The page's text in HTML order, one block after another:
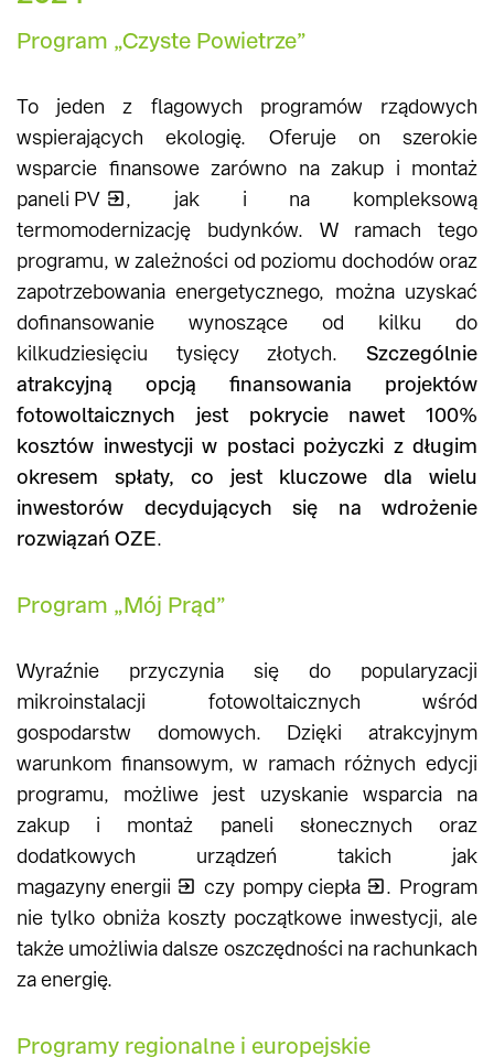
Program „Czyste Powietrze”
To jeden z flagowych programów rządowych
wspierających ekologię. Oferuje on szerokie
wsparcie finansowe zarówno na zakup i montaż
paneli PV
, jak i na kompleksową
termomodernizację budynków. W ramach tego
programu, w zależności od poziomu dochodów oraz
zapotrzebowania energetycznego, można uzyskać
dofinansowanie wynoszące od kilku do
kilkudziesięciu tysięcy złotych. Szczególnie
atrakcyjną opcją finansowania projektów
fotowoltaicznych jest pokrycie nawet 100%
kosztów inwestycji w postaci pożyczki z długim
okresem spłaty, co jest kluczowe dla wielu
inwestorów decydujących się na wdrożenie
rozwiązań OZE.
Program „Mój Prąd”
Wyraźnie przyczynia się do popularyzacji
mikroinstalacji fotowoltaicznych wśród
gospodarstw domowych. Dzięki atrakcyjnym
warunkom finansowym, w ramach różnych edycji
programu, możliwe jest uzyskanie wsparcia na
zakup i montaż paneli słonecznych oraz
dodatkowych urządzeń takich jak
magazyny energii
czy pompy ciepła
. Program
nie tylko obniża koszty początkowe inwestycji, ale
także umożliwia dalsze oszczędności na rachunkach
za energię.
Programy regionalne i europejskie